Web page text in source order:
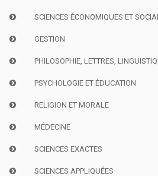
SCIENCES ÉCONOMIQUES ET
GESTION
PHILOSOPHIE, LETTRES,
PSYCHOLOGIE ET ÉDUCATION
RELIGION ET MORALE
MÉDECINE
SCIENCES EXACTES
SCIENCES APPLIQUÉES